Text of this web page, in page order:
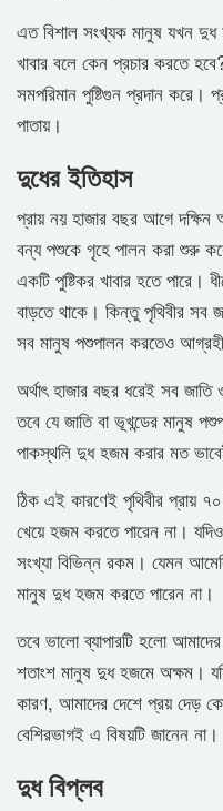
এত বিশাল সংখ্যক মানুষ যখন দুধ
খাবার বলে কেন প্রচার করতে
সমপরিমান পুষ্টিগুন প্রদান করে।
পাতায়।
দুধের ইতিহাস
প্রায় নয় হাজার বছর আগে
বন্য পশুকে গৃহে পালন করা শুরু
একটি পুষ্টিকর খাবার হতে পারে।
বাড়তে থাকে। কিন্তু পৃথিবীর সব
সব মানুষ পশুপালন করতেও
অর্থাৎ হাজার বছর ধরেই সব
তবে যে জাতি বা ভূখন্ডের মানুষ
পাকস্থলি দুধ হজম করার মত
ঠিক এই কারণেই পৃথিবীর প্রায়
খেয়ে হজম করতে পারেন না।
সংখ্যা বিভিন্ন রকম। যেমন
মানুষ দুধ হজম করতে পারেন না।
তবে ভালো ব্যাপারটি হলো
শতাংশ মানুষ দুধ হজমে অক্ষম।
কারণ, আমাদের দেশে প্রয় দেড়
বেশিরভাগই এ বিষয়টি জানেন না।
দুধ বিপ্লব